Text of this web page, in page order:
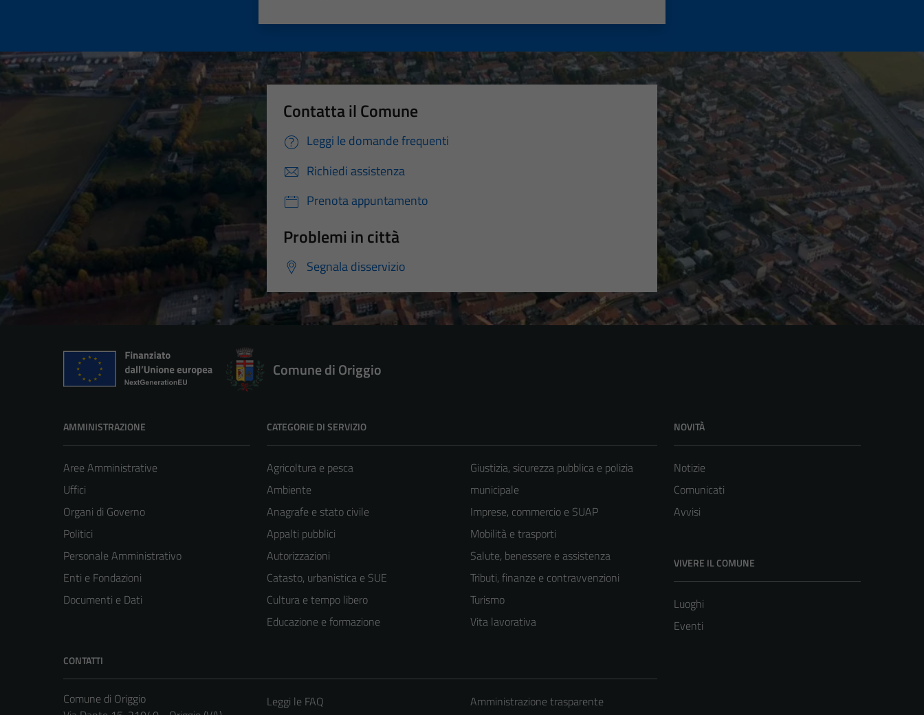
Contatta il Comune
Leggi le domande frequenti
Richiedi assistenza
Prenota appuntamento
Problemi in città
Segnala disservizio
Comune di Origgio
AMMINISTRAZIONE
Aree Amministrative
Uffici
Organi di Governo
Politici
Personale Amministrativo
Enti e Fondazioni
Documenti e Dati
CATEGORIE DI SERVIZIO
Agricoltura e pesca
Ambiente
Anagrafe e stato civile
Appalti pubblici
Autorizzazioni
Catasto, urbanistica e SUE
Cultura e tempo libero
Educazione e formazione
Giustizia, sicurezza pubblica e polizia
municipale
Imprese, commercio e SUAP
Mobilità e trasporti
Salute, benessere e assistenza
Tributi, finanze e contravvenzioni
Turismo
Vita lavorativa
NOVITÀ
Notizie
Comunicati
Avvisi
VIVERE IL COMUNE
Luoghi
Eventi
CONTATTI
Comune di Origgio
Leggi le FAQ Amministrazione trasparente